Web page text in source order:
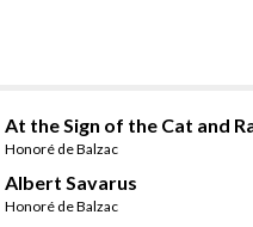
At the Sign of the Cat and
Honoré de Balzac
Albert Savarus
Honoré de Balzac